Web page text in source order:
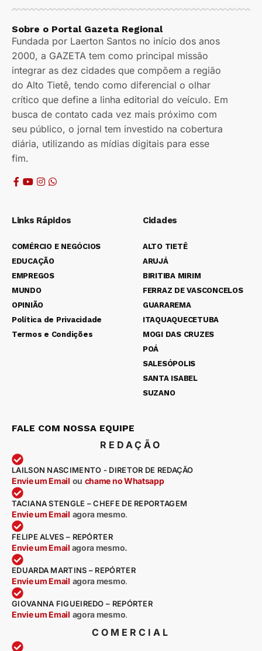
Sobre o Portal Gazeta Regional
Fundada por Laerton Santos no início dos anos
2000, a GAZETA tem como principal missão
integrar as dez cidades que compõem a região
do Alto Tietê, tendo como diferencial o olhar
crítico que define a linha editorial do veículo. Em
busca de contato cada vez mais próximo com
seu público, o jornal tem investido na cobertura
diária, utilizando as mídias digitais para esse
fim.
Links Rápidos
COMÉRCIO E NEGÓCIOS
EDUCAÇÃO
EMPREGOS
MUNDO
OPINIÃO
Política de Privacidade
Termos e Condições
Cidades
ALTO TIETÊ
ARUJÁ
BIRITIBA MIRIM
FERRAZ DE VASCONCELOS
GUARAREMA
ITAQUAQUECETUBA
MOGI DAS CRUZES
POÁ
SALESÓPOLIS
SANTA ISABEL
SUZANO
FALE COM NOSSA EQUIPE
REDAÇÃO
LAILSON NASCIMENTO - DIRETOR DE REDAÇÃO
Envie um Email ou chame no Whatsapp
TACIANA STENGLE – CHEFE DE REPORTAGEM
Envie um Email agora mesmo.
FELIPE ALVES – REPÓRTER
Envie um Email agora mesmo.
EDUARDA MARTINS – REPÓRTER
Envie um Email agora mesmo.
GIOVANNA FIGUEIREDO – REPÓRTER
Envie um Email agora mesmo.
COMERCIAL